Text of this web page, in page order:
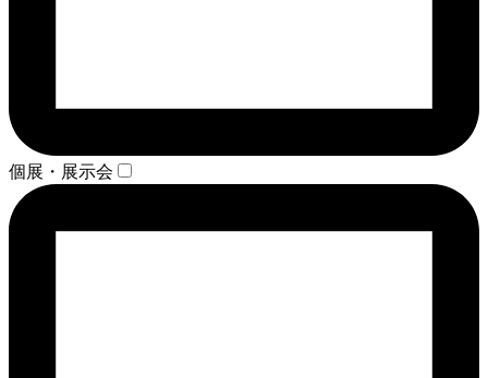
個展・展示会